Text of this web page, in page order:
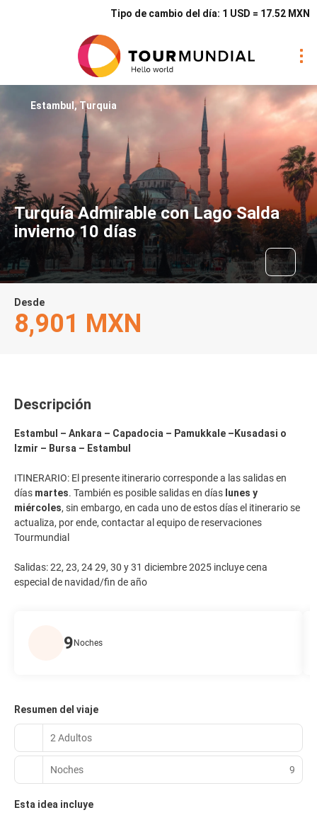
Tipo de cambio del día: 1 USD = 17.52 MXN
Turquía Admirable con Lago Salda
invierno 10 días
Estambul, Turquia
Desde
8,901 MXN
Descripción
Estambul – Ankara – Capadocia – Pamukkale –Kusadasi o
Izmir – Bursa – Estambul
ITINERARIO: El presente itinerario corresponde a las salidas en
días martes. También es posible salidas en días lunes y
miércoles, sin embargo, en cada uno de estos días el itinerario se
actualiza, por ende, contactar al equipo de reservaciones
Tourmundial
Salidas: 22, 23, 24 29, 30 y 31 diciembre 2025 incluye cena
especial de navidad/fin de año
9 Noches
Resumen del viaje
2 Adultos
Noches 9
Esta idea incluye